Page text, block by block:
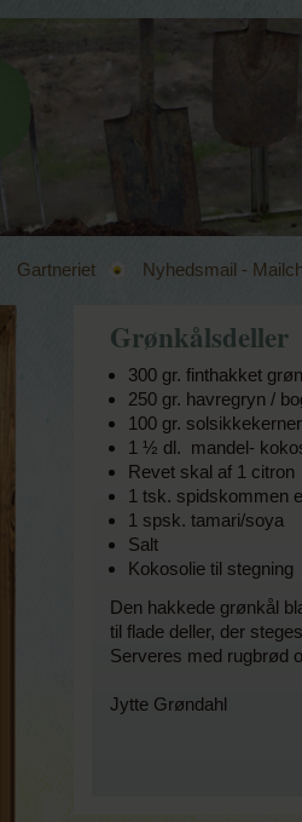
Gartneriet Nyhedsmail -
Grønkålsdeller
300 gr. finthakket
250 gr. havregryn /
100 gr.
1 ½ dl. mandel-
Revet skal af 1 citron
1 tsk. spidskommen
1 spsk. tamari/soya
Salt
Kokosolie til stegning
Den hakkede grønkål
til flade deller, der
Serveres med rugbrød
Jytte Grøndahl